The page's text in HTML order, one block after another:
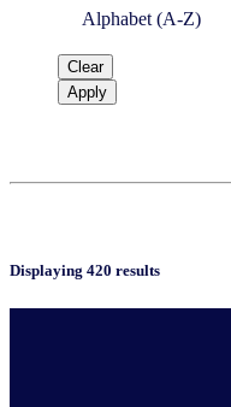
Alphabet (A-Z)
Clear
Apply
Displaying 420 results